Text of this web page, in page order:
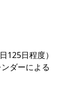
125日程度）
ダーによる